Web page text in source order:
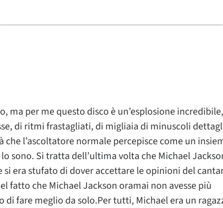
ma per me questo disco è un’esplosione incredibile,
di ritmi frastagliati, di migliaia di minuscoli
che l’ascoltatore normale percepisce come un
sono. Si tratta dell’ultima volta che Michael
si era stufato di dover accettare le opinioni del
fatto che Michael Jackson oramai non avesse più
di fare meglio da solo.Per tutti, Michael era un